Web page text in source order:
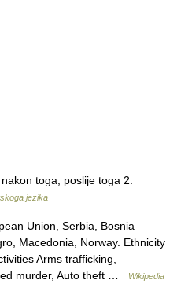
toga, poslije toga 2.
jezika
Union, Serbia, Bosnia
Macedonia, Norway. Ethnicity
Arms trafficking,
murder, Auto theft …
Wikipedia